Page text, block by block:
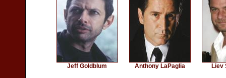
Jeff Goldblum Anthony LaPaglia Liev